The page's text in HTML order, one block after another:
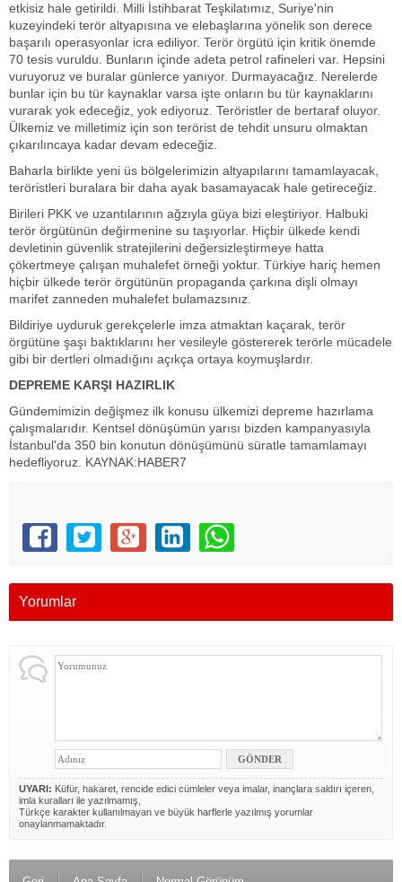
etkisiz hale getirildi. Milli İstihbarat Teşkilatımız, Suriye'nin
kuzeyindeki terör altyapısına ve elebaşlarına yönelik son derece
başarılı operasyonlar icra ediliyor. Terör örgütü için kritik önemde
70 tesis vuruldu. Bunların içinde adeta petrol rafineleri var. Hepsini
vuruyoruz ve buralar günlerce yanıyor. Durmayacağız. Nerelerde
bunlar için bu tür kaynaklar varsa işte onların bu tür kaynaklarını
vurarak yok edeceğiz, yok ediyoruz. Teröristler de bertaraf oluyor.
Ülkemiz ve milletimiz için son terörist de tehdit unsuru olmaktan
çıkarılıncaya kadar devam edeceğiz.
Baharla birlikte yeni üs bölgelerimizin altyapılarını tamamlayacak,
teröristleri buralara bir daha ayak basamayacak hale getireceğiz.
Birileri PKK ve uzantılarının ağzıyla güya bizi eleştiriyor. Halbuki
terör örgütünün değirmenine su taşıyorlar. Hiçbir ülkede kendi
devletinin güvenlik stratejilerini değersizleştirmeye hatta
çökertmeye çalışan muhalefet örneği yoktur. Türkiye hariç hemen
hiçbir ülkede terör örgütünün propaganda çarkına dişli olmayı
marifet zanneden muhalefet bulamazsınız.
Bildiriye uyduruk gerekçelerle imza atmaktan kaçarak, terör
örgütüne şaşı baktıklarını her vesileyle göstererek terörle mücadele
gibi bir dertleri olmadığını açıkça ortaya koymuşlardır.
DEPREME KARŞI HAZIRLIK
Gündemimizin değişmez ilk konusu ülkemizi depreme hazırlama
çalışmalarıdır. Kentsel dönüşümün yarısı bizden kampanyasıyla
İstanbul'da 350 bin konutun dönüşümünü süratle tamamlamayı
hedefliyoruz. KAYNAK:HABER7
Yorumlar
UYARI: Küfür, hakaret, rencide edici cümleler veya imalar, inançlara saldırı içeren,
imla kuralları ile yazılmamış,
Türkçe karakter kullanılmayan ve büyük harflerle yazılmış yorumlar
onaylanmamaktadır.